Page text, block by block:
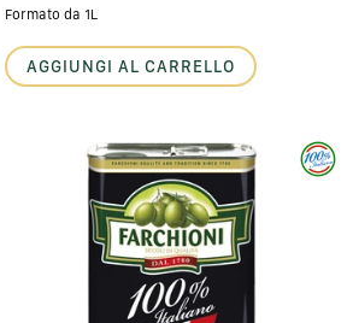
Formato da 1L
AGGIUNGI AL CARRELLO